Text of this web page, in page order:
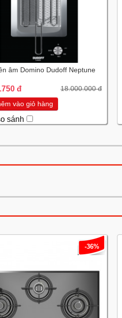
âm Domino Dudoff Neptune
đ 18.000.000 đ
vào giỏ hàng
sánh
-36%